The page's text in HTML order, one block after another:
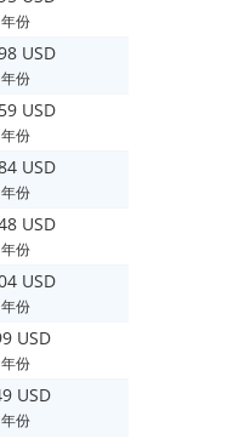
份
USD
份
USD
份
USD
份
USD
份
USD
份
USD
份
USD
份